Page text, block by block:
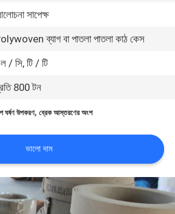
সাপেক্ষ
ব্যাগ বা পাতলা পাতলা কাঠ কেস
/ সি, টি / টি
800 টন
ঘর্ষণ উপকরণ,ব্রেক আস্তরণের অংশ
ভালো দাম